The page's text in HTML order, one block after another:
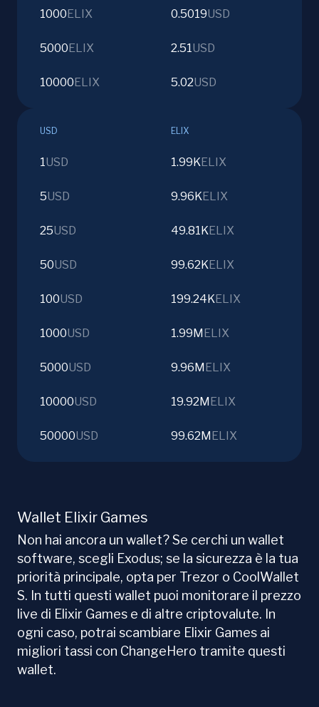
1000 ELIX 0.5019USD
5000 ELIX 2.51USD
10000 ELIX 5.02USD
USD ELIX
1USD 1.99KELIX
5USD 9.96KELIX
25USD 49.81KELIX
50USD 99.62KELIX
100USD 199.24KELIX
1000USD 1.99M ELIX
5000USD 9.96M ELIX
10000USD 19.92M ELIX
50000USD 99.62M ELIX
Wallet Elixir Games
Non hai ancora un wallet? Se cerchi un wallet
software, scegli Exodus; se la sicurezza è la tua
priorità principale, opta per Trezor o CoolWallet
S. In tutti questi wallet puoi monitorare il prezzo
live di Elixir Games e di altre criptovalute. In
ogni caso, potrai scambiare Elixir Games ai
migliori tassi con ChangeHero tramite questi
wallet.